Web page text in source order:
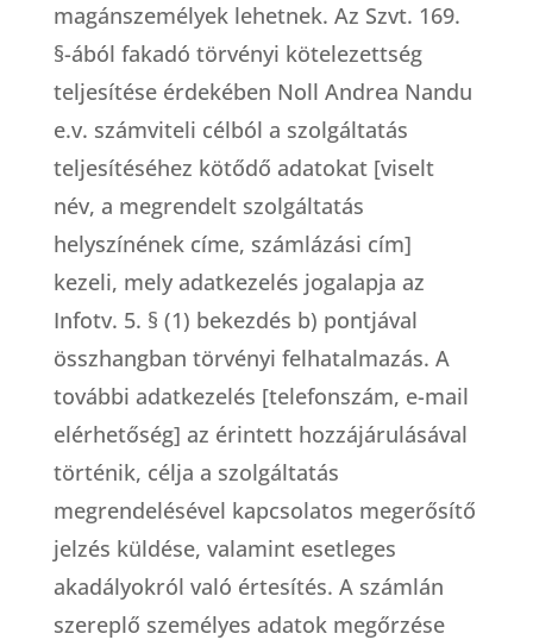
magánszemélyek lehetnek. Az Szvt. 169.
§-ából fakadó törvényi kötelezettség
teljesítése érdekében Noll Andrea Nandu
e.v. számviteli célból a szolgáltatás
teljesítéséhez kötődő adatokat [viselt
név, a megrendelt szolgáltatás
helyszínének címe, számlázási cím]
kezeli, mely adatkezelés jogalapja az
Infotv. 5. § (1) bekezdés b) pontjával
összhangban törvényi felhatalmazás. A
további adatkezelés [telefonszám, e-mail
elérhetőség] az érintett hozzájárulásával
történik, célja a szolgáltatás
megrendelésével kapcsolatos megerősítő
jelzés küldése, valamint esetleges
akadályokról való értesítés. A számlán
szereplő személyes adatok megőrzése